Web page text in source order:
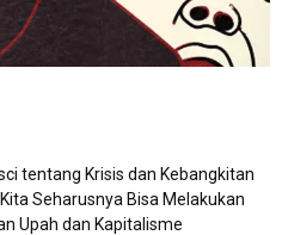
tentang Krisis dan Kebangkitan
Seharusnya Bisa Melakukan
Upah dan Kapitalisme